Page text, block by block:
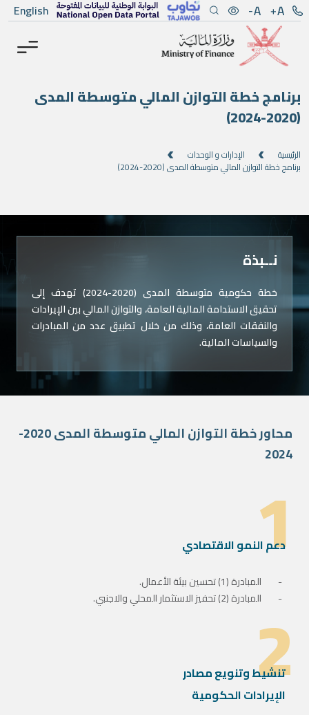
Menu
English Main Content
برنامج خطة التوازن المالي متوسطة المدى
(2020-2024)
الرئيسية الإدارات و الوحدات
برنامج خطة التوازن المالي متوسطة المدى (2020-2024)
نــبذة
خطة حكومية متوسطة المدى (2020-2024) تهدف إلى
تحقيق الاستدامة المالية العامة، والتوازن المالي بين الإيرادات
والنفقات العامة، وذلك من خلال تطبيق عدد من المبادرات
والسياسات المالية.
محاور خطة التوازن المالي متوسطة المدى 2020-
2024
دعم النمو الاقتصادي
1المبادرة (1) تحسين بيئة الأعمال.
المبادرة (2) تحفيز الاستثمار المحلي والاجنبي.
تنشيط وتنويع مصادر
الإيرادات الحكومية
2